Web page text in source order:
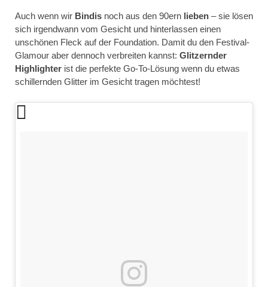
Auch wenn wir Bindis noch aus den 90ern lieben – sie lösen
sich irgendwann vom Gesicht und hinterlassen einen
unschönen Fleck auf der Foundation. Damit du den Festival-
Glamour aber dennoch verbreiten kannst: Glitzernder
Highlighter ist die perfekte Go-To-Lösung wenn du etwas
schillernden Glitter im Gesicht tragen möchtest!